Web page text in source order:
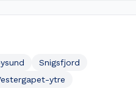
Snigsfjord
ytre